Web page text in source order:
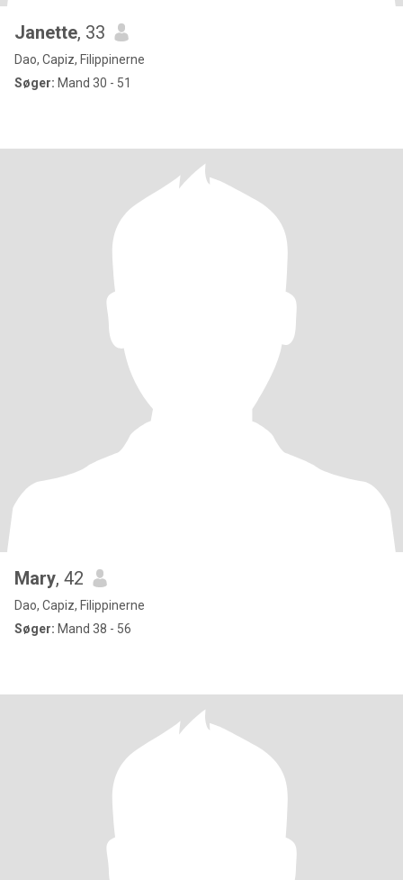
Janette, 33
Dao, Capiz, Filippinerne
Søger: Mand 30 - 51
Mary, 42
Dao, Capiz, Filippinerne
Søger: Mand 38 - 56